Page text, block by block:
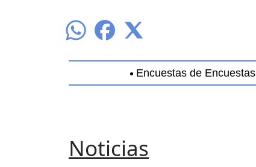
Encuestas de Encuestas
Noticias